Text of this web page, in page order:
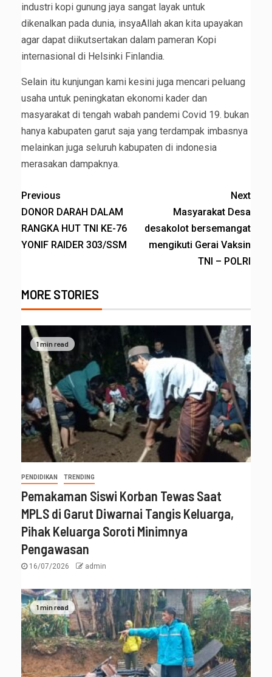
industri kopi gunung jaya sangat layak untuk
dikenalkan pada dunia, insyaAllah akan kita upayakan
agar dapat diikutsertakan dalam pameran Kopi
internasional di Helsinki Finlandia.
Selain itu kunjungan kami kesini juga mencari peluang
usaha untuk peningkatan ekonomi kader dan
masyarakat di tengah wabah pandemi Covid 19. bukan
hanya kabupaten garut saja yang terdampak imbasnya
melainkan juga seluruh kabupaten di indonesia
merasakan dampaknya.
Previous
DONOR DARAH DALAM
RANGKA HUT TNI KE-76
YONIF RAIDER 303/SSM
Next
Masyarakat Desa
desakolot bersemangat
mengikuti Gerai Vaksin
TNI – POLRI
MORE STORIES
1 min read
PENDIDIKAN TRENDING
Pemakaman Siswi Korban Tewas Saat
MPLS di Garut Diwarnai Tangis Keluarga,
Pihak Keluarga Soroti Minimnya
Pengawasan
16/07/2026 admin
1 min read